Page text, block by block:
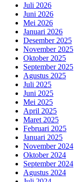
Juli 2026
Juni 2026
Mei 2026
Januari 2026
Desember 2025
November 2025
Oktober 2025
September 2025
Agustus 2025
Juli 2025
Juni 2025
Mei 2025
April 2025
Maret 2025
Februari 2025
Januari 2025
November 2024
Oktober 2024
September 2024
Agustus 2024